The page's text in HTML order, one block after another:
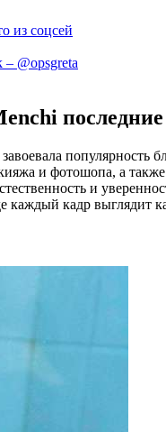
из соцсей
@opsgreta
последние
и фотошопа, а
и
каждый кадр выглядит